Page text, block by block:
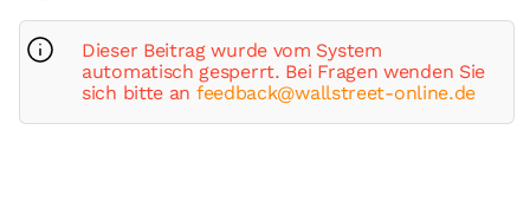
Dieser Beitrag wurde vom System
automatisch gesperrt. Bei Fragen wenden Sie
sich bitte an feedback@wallstreet-online.de